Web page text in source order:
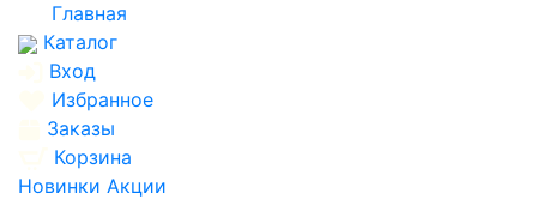
Главная
Каталог
Вход
Избранное
Заказы
Корзина
Новинки Акции